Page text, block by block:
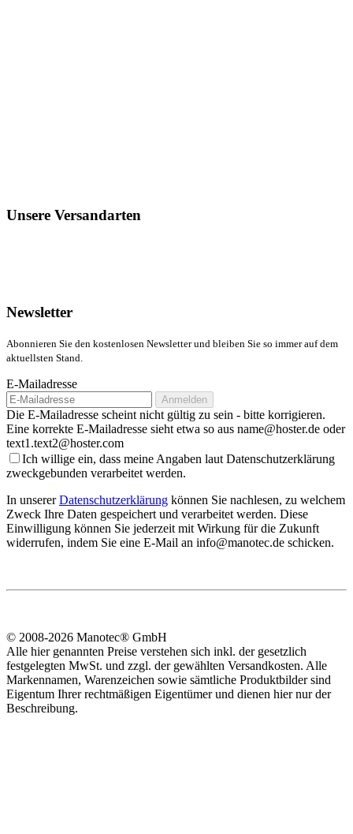
Unsere Versandarten
Newsletter
Abonnieren Sie den kostenlosen Newsletter und bleiben Sie so immer auf dem
aktuellsten Stand.
E-Mailadresse
Anmelden
Die E-Mailadresse scheint nicht gültig zu sein - bitte korrigieren.
Eine korrekte E-Mailadresse sieht etwa so aus name@hoster.de oder
text1.text2@hoster.com
Ich willige ein, dass meine Angaben laut Datenschutzerklärung
zweckgebunden verarbeitet werden.
In unsererDatenschutzerklärung können Sie nachlesen, zu welchem
Zweck Ihre Daten gespeichert und verarbeitet werden. Diese
Einwilligung können Sie jederzeit mit Wirkung für die Zukunft
widerrufen, indem Sie eine E-Mail an info@manotec.de schicken.
© 2008-2026 Manotec® GmbH
Alle hier genannten Preise verstehen sich inkl. der gesetzlich
festgelegten MwSt. und zzgl. der gewählten Versandkosten. Alle
Markennamen, Warenzeichen sowie sämtliche Produktbilder sind
Eigentum Ihrer rechtmäßigen Eigentümer und dienen hier nur der
Beschreibung.